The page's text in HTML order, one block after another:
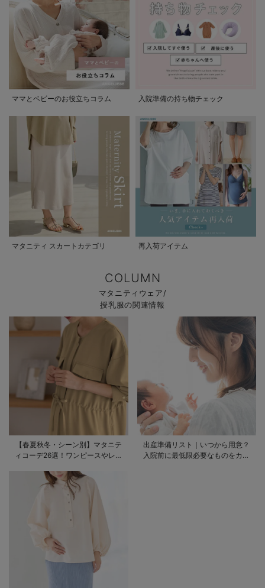
ママとベビーのお役立ちコラム 入院準備の持ち物チェック
マタニティ スカートカテゴリ 再入荷アイテム
COLUMN
マタニティウェア/
授乳服の関連情報
【春夏秋冬・シーン別】マタニテ
ィコーデ26選！ワンピースやレギ
出産準備リスト｜いつから用意？
入院前に最低限必要なものをカテ